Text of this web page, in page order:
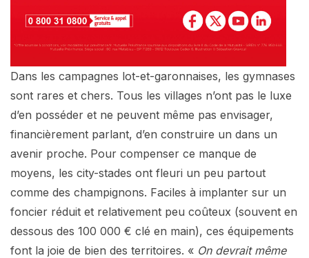
Dans les campagnes lot-et-garonnaises, les gymnases
sont rares et chers. Tous les villages n’ont pas le luxe
d’en posséder et ne peuvent même pas envisager,
financièrement parlant, d’en construire un dans un
avenir proche. Pour compenser ce manque de
moyens, les city-stades ont fleuri un peu partout
comme des champignons. Faciles à implanter sur un
foncier réduit et relativement peu coûteux (souvent en
dessous des 100 000 € clé en main), ces équipements
font la joie de bien des territoires. « On devrait même